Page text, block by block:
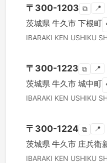
〒 300-1203 ⧉ 📍
茨城県 牛久市 下根町
IBARAKI KEN USHIKU
〒 300-1223 ⧉ 📍
茨城県 牛久市 城中町
IBARAKI KEN USHIKU
〒 300-1224 ⧉ 📍
茨城県 牛久市 庄兵衛
IBARAKI KEN USHIKU